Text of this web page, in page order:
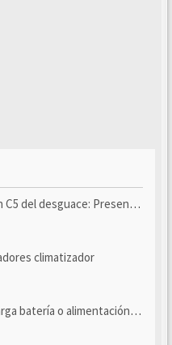
Presentación y seguimiento
climatizador
batería o alimentación eléctri...